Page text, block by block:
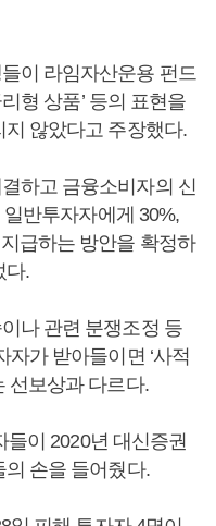
이 라임자산운용 펀드
형 상품’ 등의 표현을
않았다고 주장했다.
하고 금융소비자의 신
반투자자에게 30%,
급하는 방안을 확정하
다.
나 관련 분쟁조정 등
가 받아들이면 ‘사적
선보상과 다르다.
들이 2020년 대신증권
손을 들어줬다.